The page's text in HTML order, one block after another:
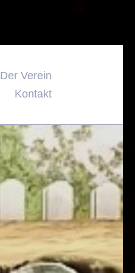
Der Verein
Kontakt